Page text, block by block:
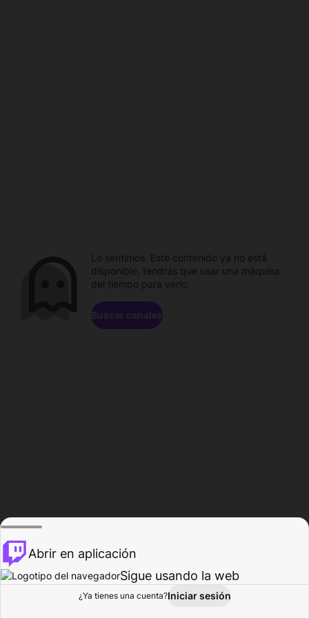
Explorar Actividad
Lo sentimos. Este contenido ya no está
disponible, tendrás que usar una máquina
del tiempo para verlo.
Buscar canales
Abrir en aplicación
Sigue usando la web
¿Ya tienes una cuenta?Iniciar sesión